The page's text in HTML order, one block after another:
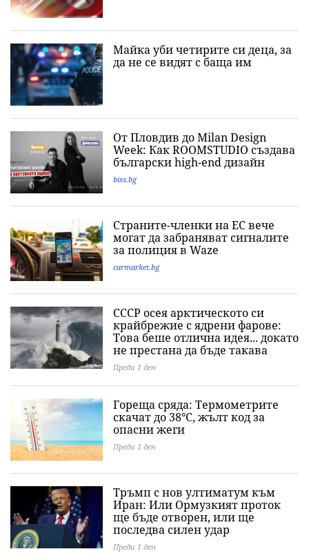
Майка уби четирите си деца, за
да не се видят с баща им
От Пловдив до Milan Design
Week: Как ROOMSTUDIO създава
български high-end дизайн
biss.bg
Страните-членки на ЕС вече
могат да забраняват сигналите
за полиция в Waze
carmarket.bg
СССР осея арктическото си
крайбрежие с ядрени фарове:
Това беше отлична идея... докато
не престана да бъде такава
Преди 1 ден
Гореща сряда: Термометрите
скачат до 38°C, жълт код за
опасни жеги
Преди 1 ден
Тръмп с нов ултиматум към
Иран: Или Ормузкият проток
ще бъде отворен, или ще
последва силен удар
Преди 1 ден